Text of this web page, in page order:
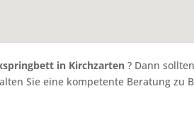
in Kirchzarten ? Dann
Sie eine kompetente Beratung zu